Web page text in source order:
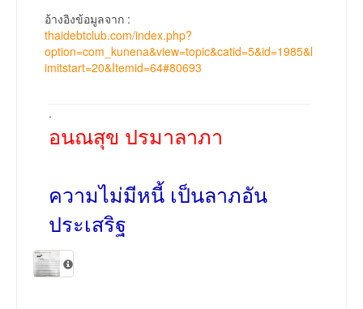
อ้างอิงข้อมูลจาก :
thaidebtclub.com/index.php?
option=com_kunena&view=topic&catid=5&id=1985&l
imitstart=20&Itemid=64#80693
.
อนณสุข ปรมาลาภา
ความไม่มีหนี้ เป็นลาภอัน
ประเสริฐ